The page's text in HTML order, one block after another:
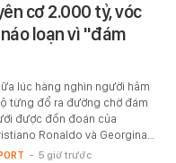
cơ 2.000 tỷ, vóc
loạn vì "đám
lúc hàng nghìn người hâm
từng đổ ra đường chờ đám
được đồn đoán của
Ronaldo và Georgina…
- 5 giờ trước